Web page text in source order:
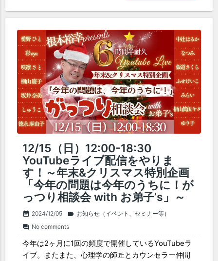
12/15（日）12:00-18:30
YouTubeライブ配信をやりま
す！～年末&クリスマス特別企画
「今年の問題は今年のうちに！が
っつり相談会 with お弟子’s」～
event_note 2024/12/05 label お知らせ（イベント、セミナー等）
forum No comments
今年は2ヶ月に1回の頻度で開催しているYouTubeラ
イブ。またまた、心理学の師匠とカウンセラー仲間